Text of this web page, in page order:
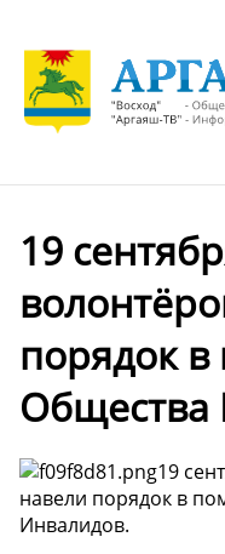
19
порядок
Общества
19
навели порядок в
Инвалидов.